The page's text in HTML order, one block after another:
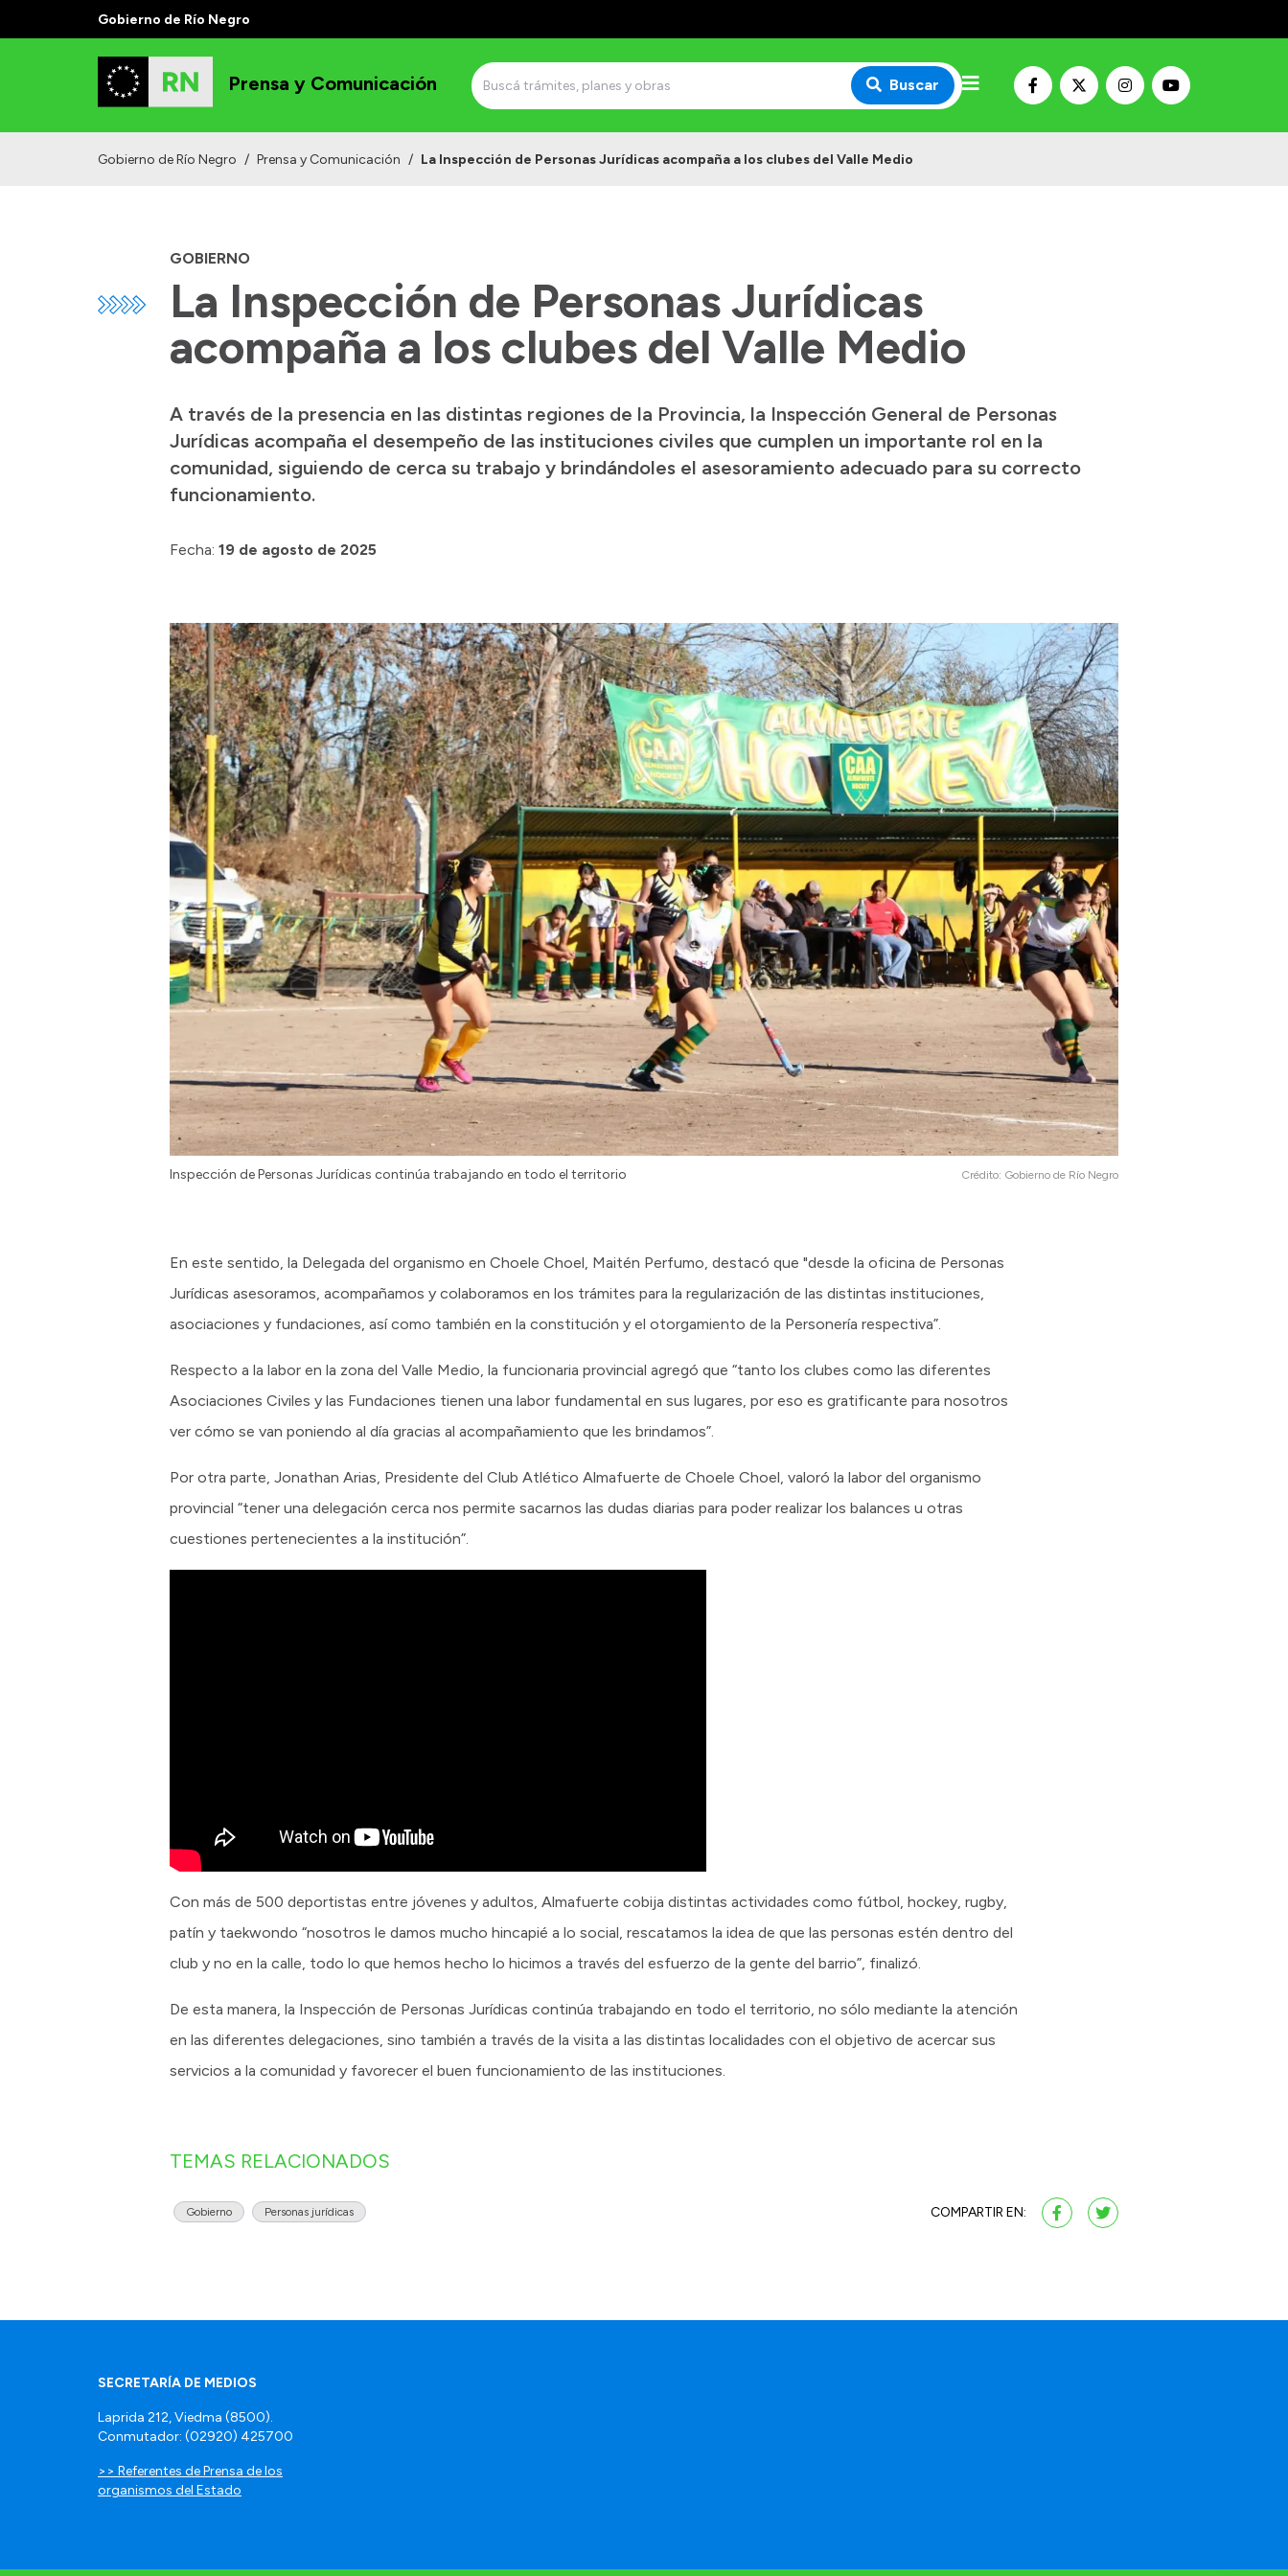
Gobierno de Río Negro
Prensa y Comunicación Buscar
Gobierno de Río Negro / Prensa y Comunicación / La Inspección de Personas Jurídicas acompaña a los clubes del Valle Medio
GOBIERNO
La Inspección de Personas Jurídicas
acompaña a los clubes del Valle Medio
A través de la presencia en las distintas regiones de la Provincia, la Inspección General de Personas
Jurídicas acompaña el desempeño de las instituciones civiles que cumplen un importante rol en la
comunidad, siguiendo de cerca su trabajo y brindándoles el asesoramiento adecuado para su correcto
funcionamiento.
Fecha: 19 de agosto de 2025
Inspección de Personas Jurídicas continúa trabajando en todo el territorio Crédito: Gobierno de Río Negro
En este sentido, la Delegada del organismo en Choele Choel, Maitén Perfumo, destacó que "desde la oficina de Personas
Jurídicas asesoramos, acompañamos y colaboramos en los trámites para la regularización de las distintas instituciones,
asociaciones y fundaciones, así como también en la constitución y el otorgamiento de la Personería respectiva”.
Respecto a la labor en la zona del Valle Medio, la funcionaria provincial agregó que “tanto los clubes como las diferentes
Asociaciones Civiles y las Fundaciones tienen una labor fundamental en sus lugares, por eso es gratificante para nosotros
ver cómo se van poniendo al día gracias al acompañamiento que les brindamos”.
Por otra parte, Jonathan Arias, Presidente del Club Atlético Almafuerte de Choele Choel, valoró la labor del organismo
provincial “tener una delegación cerca nos permite sacarnos las dudas diarias para poder realizar los balances u otras
cuestiones pertenecientes a la institución”.
Con más de 500 deportistas entre jóvenes y adultos, Almafuerte cobija distintas actividades como fútbol, hockey, rugby,
patín y taekwondo “nosotros le damos mucho hincapié a lo social, rescatamos la idea de que las personas estén dentro del
club y no en la calle, todo lo que hemos hecho lo hicimos a través del esfuerzo de la gente del barrio”, finalizó.
De esta manera, la Inspección de Personas Jurídicas continúa trabajando en todo el territorio, no sólo mediante la atención
en las diferentes delegaciones, sino también a través de la visita a las distintas localidades con el objetivo de acercar sus
servicios a la comunidad y favorecer el buen funcionamiento de las instituciones.
TEMAS RELACIONADOS
Gobierno Personas jurídicas COMPARTIR EN:
SECRETARÍA DE MEDIOS
Laprida 212, Viedma (8500).
Conmutador: (02920) 425700
>> Referentes de Prensa de los
organismos del Estado